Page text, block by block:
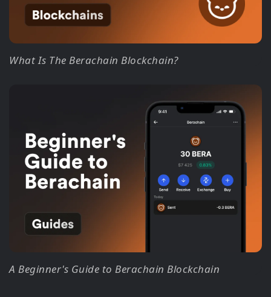
What Is The Berachain Blockchain?
A Beginner's Guide to Berachain Blockchain